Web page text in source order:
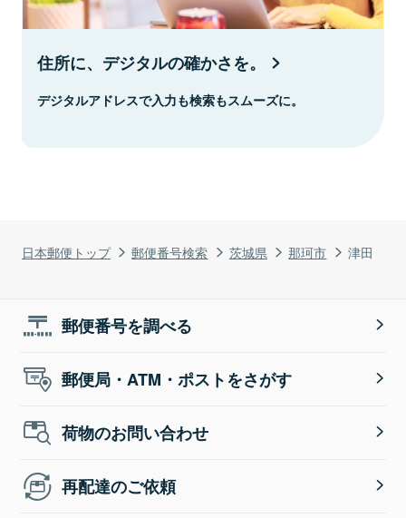
日本郵便トップ 郵便番号検索 茨城県 那珂市 津田
住所に、デジタルの確かさを。
デジタルアドレスで入力も検索もスムーズに。
郵便番号を調べる
郵便局・ATM・ポストをさがす
荷物のお問い合わせ
再配達のご依頼